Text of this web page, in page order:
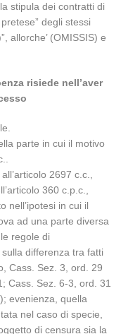
stipula dei contratti di
degli stessi
allorche’ (OMISSIS) e
risiede nell’aver
parte in cui il motivo
2697 c.c.,
360 c.p.c.,
nell’ipotesi in cui il
ad una parte diversa
regole di
differenza tra fatti
Cass. Sez. 3, ord. 29
Cass. Sez. 6-3, ord. 31
evenienza, quella
nel caso di specie,
di censura sia la